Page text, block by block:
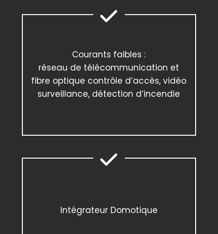
Courants faibles :
réseau de télécommunication et
fibre optique contrôle d’accès, vidéo
surveillance, détection d’incendie
Intégrateur Domotique